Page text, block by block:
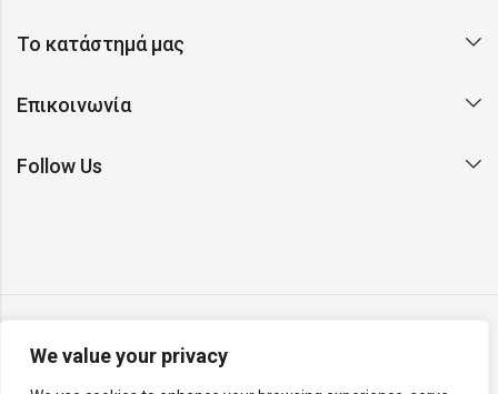
We value your privacy
Το κατάστημά μας
Επικοινωνία
Follow Us